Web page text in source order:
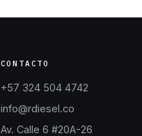
CONTACTO
+57 324 504 4742
info@rdiesel.co
Av. Calle 6 #20A-26